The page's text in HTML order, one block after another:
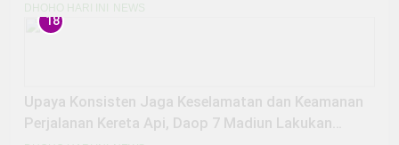
DHOHO HARI INI NEWS
18
Upaya Konsisten Jaga Keselamatan dan Keamanan
Perjalanan Kereta Api, Daop 7 Madiun Lakukan